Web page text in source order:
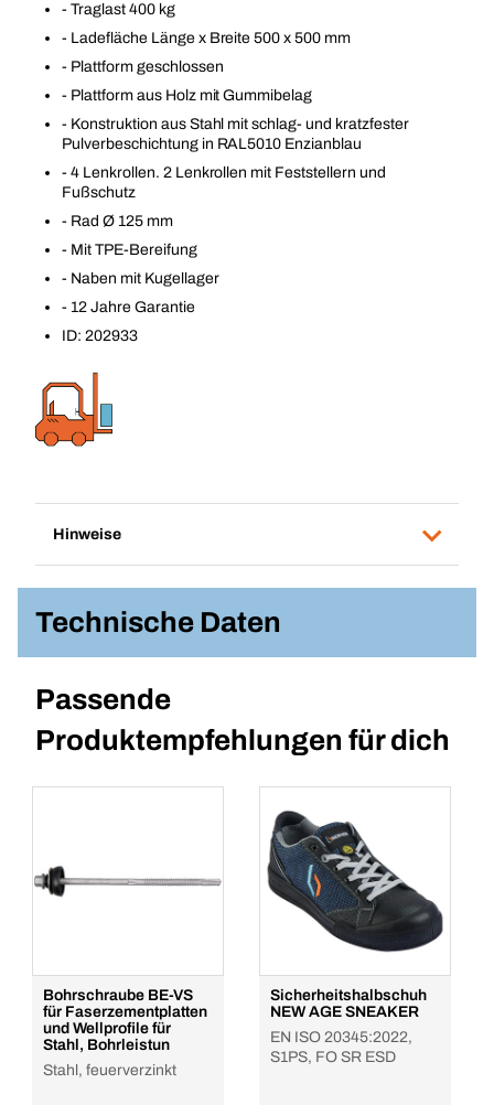
- Traglast 400 kg
- Ladefläche Länge x Breite 500 x 500 mm
- Plattform geschlossen
- Plattform aus Holz mit Gummibelag
- Konstruktion aus Stahl mit schlag- und kratzfester
Pulverbeschichtung in RAL5010 Enzianblau
- 4 Lenkrollen. 2 Lenkrollen mit Feststellern und
Fußschutz
- Rad Ø 125 mm
- Mit TPE-Bereifung
- Naben mit Kugellager
- 12 Jahre Garantie
ID: 202933
Hinweise
Technische Daten
Passende
Produktempfehlungen für dich
Bohrschraube BE-VS
für Faserzementplatten
und Wellprofile für
Stahl, Bohrleistun
Stahl, feuerverzinkt
Sicherheitshalbschuh
NEW AGE SNEAKER
EN ISO 20345:2022,
S1PS, FO SR ESD